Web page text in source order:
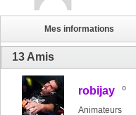
Mes informations
13 Amis
robijay
Animateurs